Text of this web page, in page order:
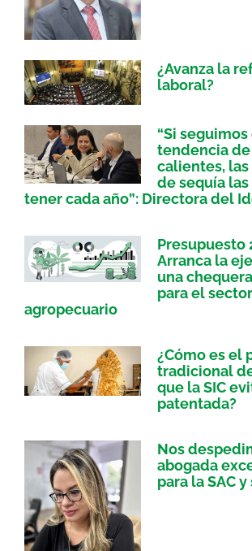
¿Avanza la
laboral?
“Si
tendencia de
calientes,
de sequía las
tener cada año”: Directora del
Presupuesto
Arranca la
una
para el sector
agropecuario
¿Cómo es el
tradicional
que la SIC
patentada?
Nos
abogada
para la SAC